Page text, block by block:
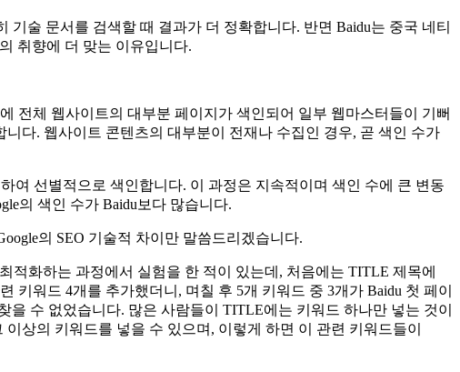
술 문서를 검색할 때 결과가 더 정확합니다. 반면 Baidu는 중국 네티
취향에 더 맞는 이유입니다.
전체 웹사이트의 대부분 페이지가 색인되어 일부 웹마스터들이 기뻐
다. 웹사이트 콘텐츠의 대부분이 전재나 수집인 경우, 곧 색인 수가
여 선별적으로 색인합니다. 이 과정은 지속적이며 색인 수에 큰 변동
의 색인 수가 Baidu보다 많습니다.
의 SEO 기술적 차이만 말씀드리겠습니다.
적화하는 과정에서 실험을 한 적이 있는데, 처음에는 TITLE 제목에
키워드 4개를 추가했더니, 며칠 후 5개 키워드 중 3개가 Baidu 첫 페이
수 없었습니다. 많은 사람들이 TITLE에는 키워드 하나만 넣는 것이
상의 키워드를 넣을 수 있으며, 이렇게 하면 이 관련 키워드들이